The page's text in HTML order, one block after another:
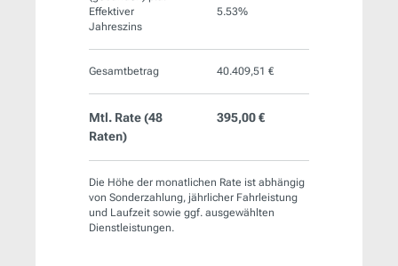
Effektiver
Jahreszins
5.53%
Gesamtbetrag 40.409,51 €
Mtl. Rate (48
Raten)
395,00 €
Die Höhe der monatlichen Rate ist abhängig
von Sonderzahlung, jährlicher Fahrleistung
und Laufzeit sowie ggf. ausgewählten
Dienstleistungen.